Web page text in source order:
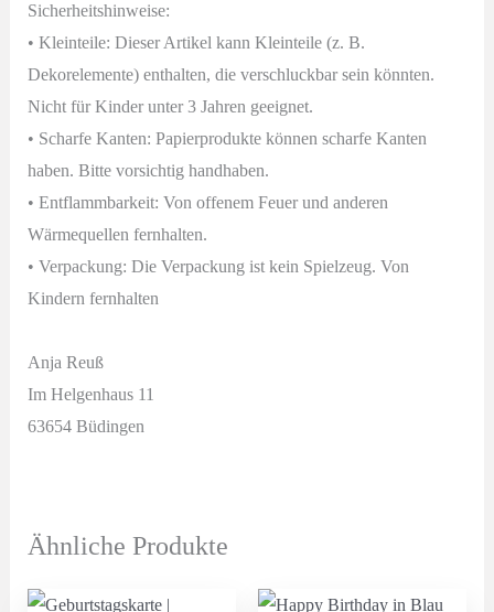
Sicherheitshinweise:
• Kleinteile: Dieser Artikel kann Kleinteile (z. B.
Dekorelemente) enthalten, die verschluckbar sein könnten.
Nicht für Kinder unter 3 Jahren geeignet.
• Scharfe Kanten: Papierprodukte können scharfe Kanten
haben. Bitte vorsichtig handhaben.
• Entflammbarkeit: Von offenem Feuer und anderen
Wärmequellen fernhalten.
• Verpackung: Die Verpackung ist kein Spielzeug. Von
Kindern fernhalten
Anja Reuß
Im Helgenhaus 11
63654 Büdingen
Ähnliche Produkte